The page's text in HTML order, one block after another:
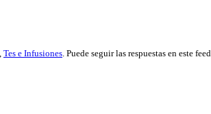
Tes e Infusiones . Puede seguir las respuestas en este feed